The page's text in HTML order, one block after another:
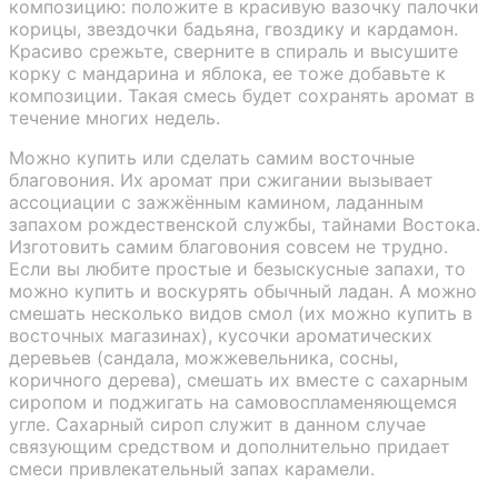
композицию: положите в красивую вазочку палочки
корицы, звездочки бадьяна, гвоздику и кардамон.
Красиво срежьте, сверните в спираль и высушите
корку с мандарина и яблока, ее тоже добавьте к
композиции. Такая смесь будет сохранять аромат в
течение многих недель.
Можно купить или сделать самим восточные
благовония. Их аромат при сжигании вызывает
ассоциации с зажжённым камином, ладанным
запахом рождественской службы, тайнами Востока.
Изготовить самим благовония совсем не трудно.
Если вы любите простые и безыскусные запахи, то
можно купить и воскурять обычный ладан. А можно
смешать несколько видов смол (их можно купить в
восточных магазинах), кусочки ароматических
деревьев (сандала, можжевельника, сосны,
коричного дерева), смешать их вместе с сахарным
сиропом и поджигать на самовоспламеняющемся
угле. Сахарный сироп служит в данном случае
связующим средством и дополнительно придает
смеси привлекательный запах карамели.